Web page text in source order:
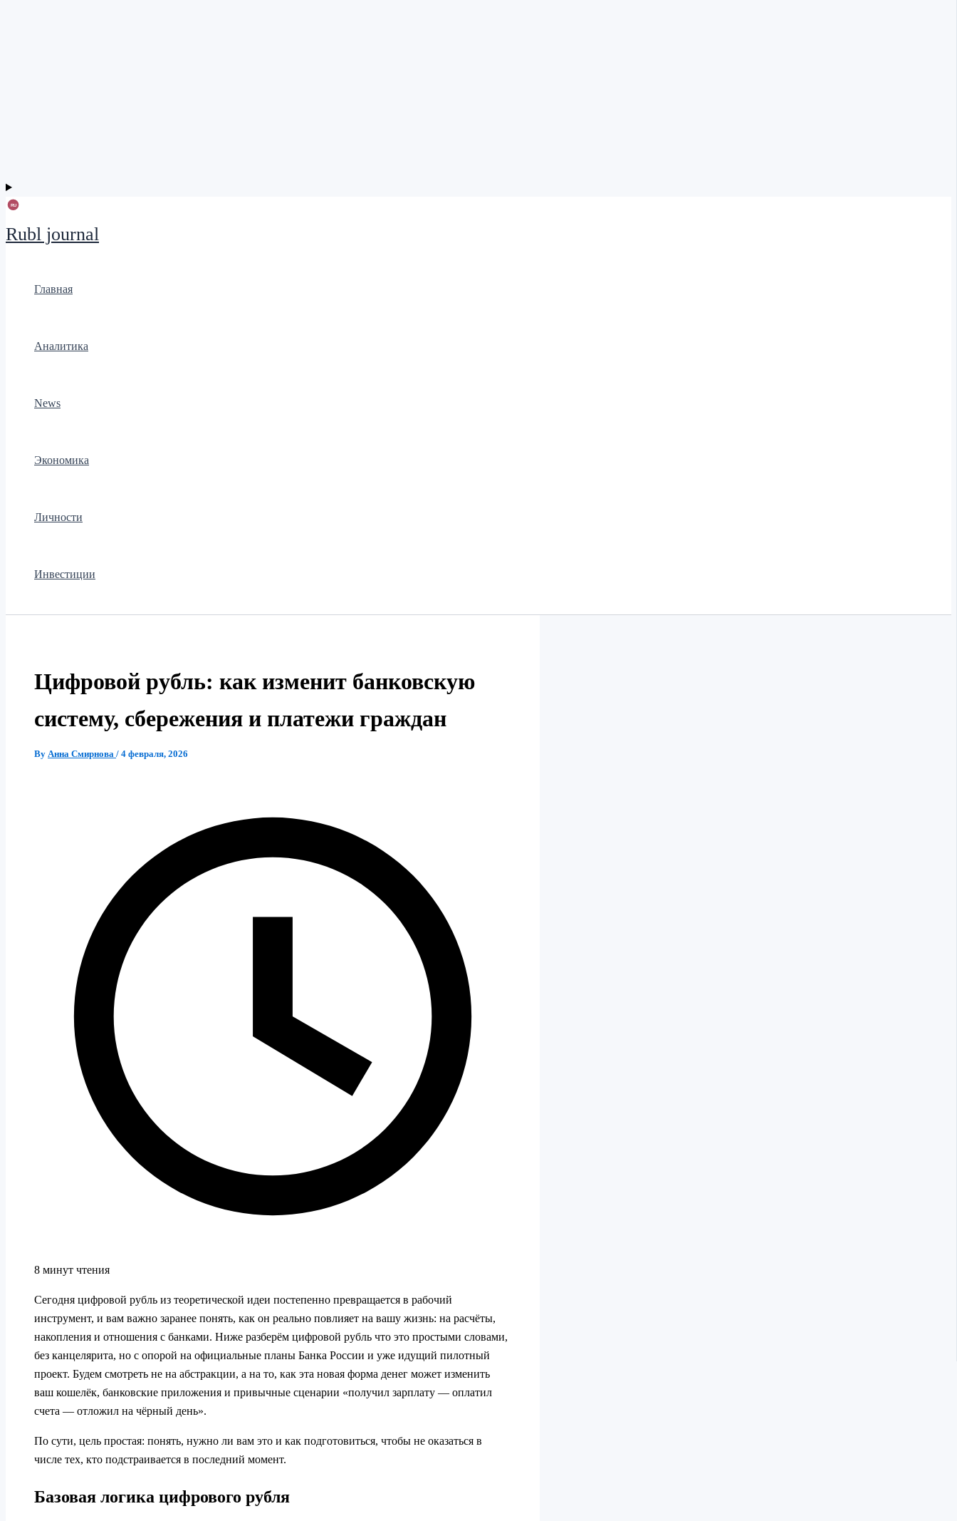
Rubl journal
Главная
Аналитика
News
Экономика
Личности
Инвестиции
Цифровой рубль: как изменит банковскую
систему, сбережения и платежи граждан
By Анна Смирнова / 4 февраля, 2026
8 минут чтения
Сегодня цифровой рубль из теоретической идеи постепенно превращается в рабочий
инструмент, и вам важно заранее понять, как он реально повлияет на вашу жизнь: на расчёты,
накопления и отношения с банками. Ниже разберём цифровой рубль что это простыми словами,
без канцелярита, но с опорой на официальные планы Банка России и уже идущий пилотный
проект. Будем смотреть не на абстракции, а на то, как эта новая форма денег может изменить
ваш кошелёк, банковские приложения и привычные сценарии «получил зарплату — оплатил
счета — отложил на чёрный день».
По сути, цель простая: понять, нужно ли вам это и как подготовиться, чтобы не оказаться в
числе тех, кто подстраивается в последний момент.
Базовая логика цифрового рубля